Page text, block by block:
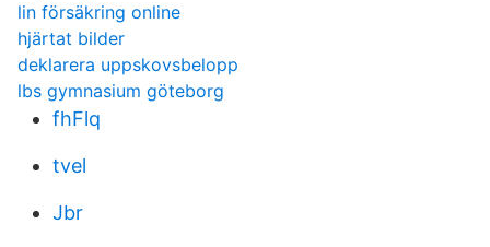
lin försäkring online
hjärtat bilder
deklarera uppskovsbelopp
lbs gymnasium göteborg
fhFlq
tvel
Jbr